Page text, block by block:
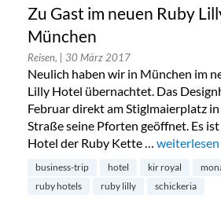
Zu Gast im neuen Ruby
München
Reisen, | 30 März 2017
Neulich haben wir in München im
Lilly Hotel übernachtet. Das
Februar direkt am Stiglmaierplatz
Straße seine Pforten geöffnet. Es
Hotel der Ruby Kette … „Zu Gast
weiterlesen
business-trip hotel kir royal
ruby hotels
ruby lilly schickeria